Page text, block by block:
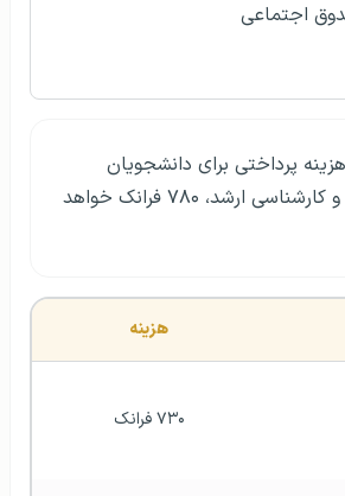
اجتماعی
پرداختی برای دانشجویان
مقطع کارشناسی و کارشناسی ارشد، ۷۸۰ فرانک خواهد
هزینه
۷۳۰ فرانک